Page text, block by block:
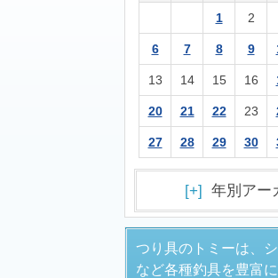
1 2
6 7 8 9
13 14 15 16
20 21 22 23
27 28 29 30
[+] 年別アー
つり具のトミーは、
など各種釣具を豊富